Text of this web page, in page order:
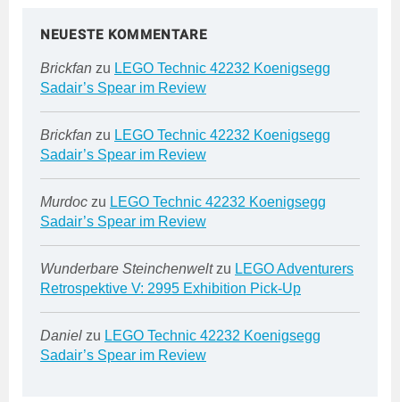
NEUESTE KOMMENTARE
Brickfan zu LEGO Technic 42232 Koenigsegg
Sadair’s Spear im Review
Brickfan zu LEGO Technic 42232 Koenigsegg
Sadair’s Spear im Review
Murdoc zu LEGO Technic 42232 Koenigsegg
Sadair’s Spear im Review
Wunderbare Steinchenweltzu LEGO Adventurers
Retrospektive V: 2995 Exhibition Pick-Up
Daniel zu LEGO Technic 42232 Koenigsegg
Sadair’s Spear im Review